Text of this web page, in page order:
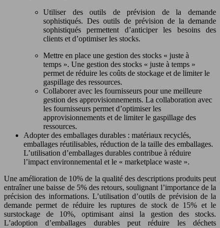
Utiliser des outils de prévision de la demande
sophistiqués. Des outils de prévision de la demande
sophistiqués permettent d’anticiper les besoins des
clients et d’optimiser les stocks.
Mettre en place une gestion des stocks « juste à
temps ». Une gestion des stocks « juste à temps »
permet de réduire les coûts de stockage et de limiter le
gaspillage des ressources.
Collaborer avec les fournisseurs pour une meilleure
gestion des approvisionnements. La collaboration avec
les fournisseurs permet d’optimiser les
approvisionnements et de limiter le gaspillage des
ressources.
Adopter des emballages durables : matériaux recyclés,
emballages réutilisables, réduction de la taille des emballages.
L’utilisation d’emballages durables contribue à réduire
l’impact environnemental et le « marketplace waste ».
Une amélioration de 10% de la qualité des descriptions produits peut
entraîner une baisse de 5% des retours, soulignant l’importance de la
précision des informations. L’utilisation d’outils de prévision de la
demande permet de réduire les ruptures de stock de 15% et le
surstockage de 10%, optimisant ainsi la gestion des stocks.
L’adoption d’emballages durables peut réduire les déchets